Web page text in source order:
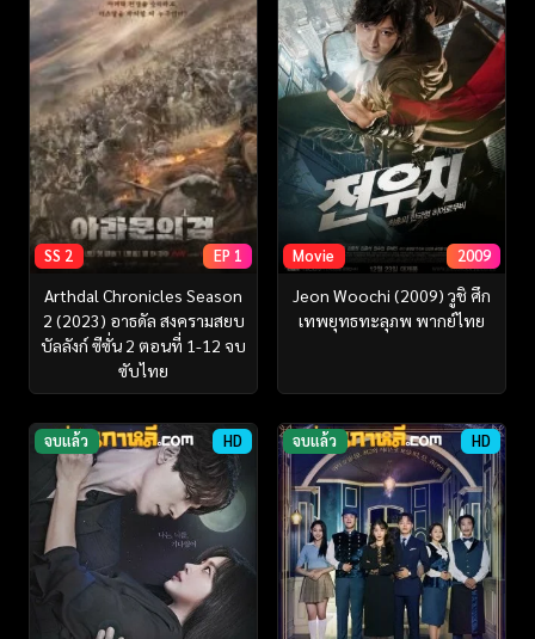
SS 2 EP 1
Arthdal Chronicles Season
2 (2023) อาธดัล สงครามสยบ
บัลลังก์ ซีซั่น 2 ตอนที่ 1-12 จบ
ซับไทย
Movie 2009
Jeon Woochi (2009) วูชิ ศึก
เทพยุทธทะลุภพ พากย์ไทย
จบแล้ว HD จบแล้ว HD